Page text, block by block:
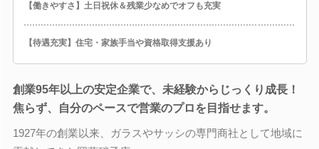
【働きやすさ】土日祝休＆残業少なめでオフも充実
【待遇充実】住宅・家族手当や資格取得支援あり
創業95年以上の安定企業で、未経験からじっくり成長！
焦らず、自分のペースで営業のプロを目指せます。
1927年の創業以来、ガラスやサッシの専門商社として地域に